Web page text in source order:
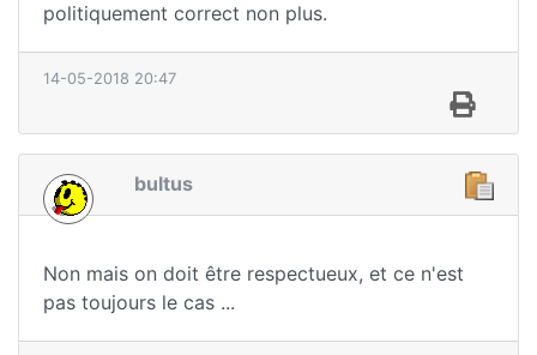
politiquement correct non plus.
14-05-2018 20:47
bultus
Non mais on doit être respectueux, et ce n'est
pas toujours le cas ...